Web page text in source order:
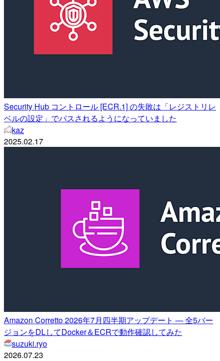
Security Hub コントロール [ECR.1] の失敗は「レジストリレ
ベルの設定」でパスされるようになっていました
kaz
2025.02.17
Amazon Corretto 2026年7月四半期アップデート — 全5バー
ジョンをDLしてDocker＆ECRで動作確認してみた
suzuki.ryo
2026.07.23